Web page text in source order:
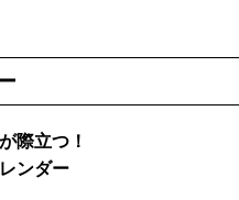
際立つ！
ンダー